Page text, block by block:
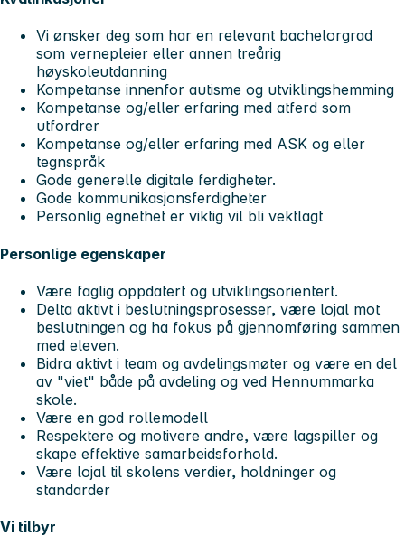
Vi ønsker deg som har en relevant bachelorgrad
som vernepleier eller annen treårig
høyskoleutdanning
Kompetanse innenfor autisme og utviklingshemming
Kompetanse og/eller erfaring med atferd som
utfordrer
Kompetanse og/eller erfaring med ASK og eller
tegnspråk
Gode generelle digitale ferdigheter.
Gode kommunikasjonsferdigheter
Personlig egnethet er viktig vil bli vektlagt
Personlige egenskaper
Være faglig oppdatert og utviklingsorientert.
Delta aktivt i beslutningsprosesser, være lojal mot
beslutningen og ha fokus på gjennomføring sammen
med eleven.
Bidra aktivt i team og avdelingsmøter og være en del
av "viet" både på avdeling og ved Hennummarka
skole.
Være en god rollemodell
Respektere og motivere andre, være lagspiller og
skape effektive samarbeidsforhold.
Være lojal til skolens verdier, holdninger og
standarder
Vi tilbyr